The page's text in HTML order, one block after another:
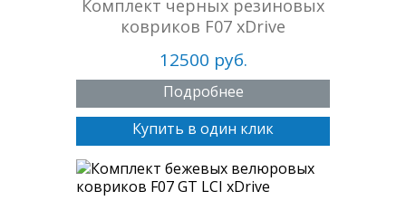
Комплект черных резиновых
ковриков F07 xDrive
12500 руб.
Подробнее
Купить в один клик